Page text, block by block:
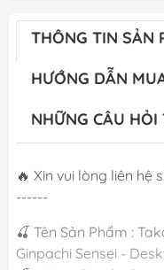
THÔNG TIN SẢN
HƯỚNG DẪN
NHỮNG CÂU HỎI
🔥 Xin vui lòng liên hệ
------
🍒 Tên Sản Phẩm :
Ginpachi Sensei -